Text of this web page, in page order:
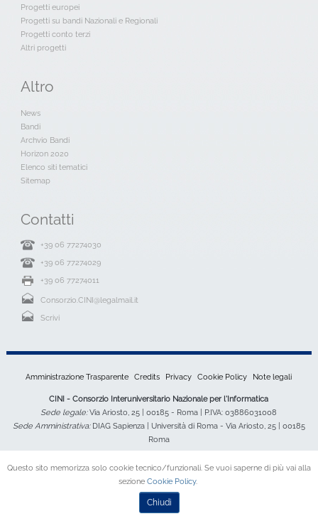
Progetti europei
Progetti su bandi Nazionali e Regionali
Progetti conto terzi
Altri progetti
Altro
News
Bandi
Archvio Bandi
Horizon 2020
Elenco siti tematici
Sitemap
Contatti
+39 06 77274030
+39 06 77274029
+39 06 77274011
Consorzio.CINI@legalmail.it
Scrivi
Amministrazione Trasparente Credits Privacy Cookie Policy Note legali
CINI - Consorzio Interuniversitario Nazionale per l'Informatica
Sede legale:Via Ariosto, 25 | 00185 - Roma | P.IVA: 03886031008
Sede Amministrativa:DIAG Sapienza | Università di Roma - Via Ariosto, 25 | 00185
Roma
Questo sito memorizza solo cookie tecnico/funzionali. Se vuoi saperne di più vai alla
sezione Cookie Policy.
Chiudi